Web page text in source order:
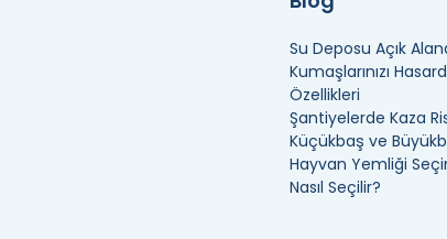
Su Deposu Açık
Kumaşlarınızı
Özellikleri
Şantiyelerde Kaza
Küçükbaş ve
Hayvan Yemliği
Nasıl Seçilir?